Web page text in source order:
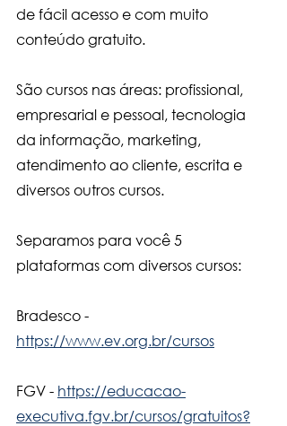
de fácil acesso e com muito
conteúdo gratuito.
São cursos nas áreas: profissional,
empresarial e pessoal, tecnologia
da informação, marketing,
atendimento ao cliente, escrita e
diversos outros cursos.
Separamos para você 5
plataformas com diversos cursos:
Bradesco -
https://www.ev.org.br/cursos
FGV - https://educacao-
executiva.fgv.br/cursos/gratuitos?